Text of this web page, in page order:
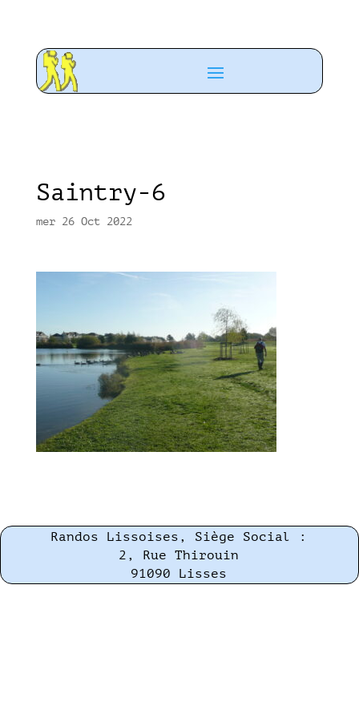
Saintry-6
mer 26 Oct 2022
Randos Lissoises, Siège Social :
2, Rue Thirouin
91090 Lisses